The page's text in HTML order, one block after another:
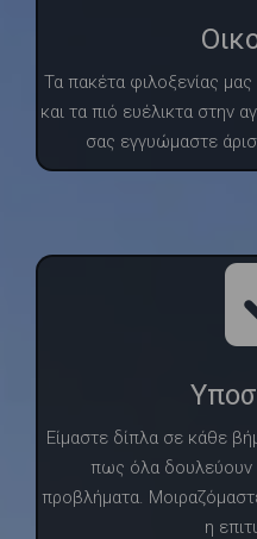
Τα πακέτα φιλοξενίας μας
και τα πιό ευέλικτα στην
σας εγγυώμαστε
Είμαστε δίπλα σε κάθε
πως όλα δουλεύουν
προβλήματα.
η